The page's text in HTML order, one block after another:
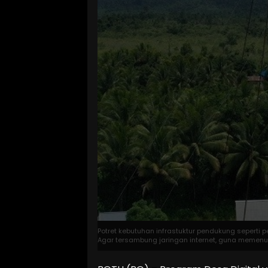
Potret kebutuhan infrastuktur pendukung seperti
Agar tersambung jaringan internet, guna